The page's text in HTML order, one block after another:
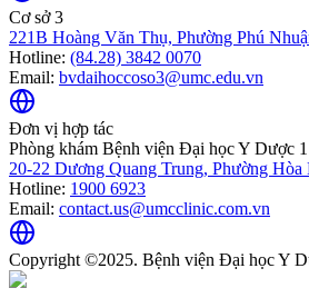
Cơ sở 3
221B Hoàng Văn Thụ, Phường Phú
Hotline: (84.28) 3842 0070
Email: bvdaihoccoso3@umc.edu.vn
Đơn vị hợp tác
Phòng khám Bệnh viện Đại học Y Dược 1
20-22 Dương Quang Trung, Phường
Hotline: 1900 6923
Email: contact.us@umcclinic.com.vn
Copyright ©2025. Bệnh viện Đại học Y